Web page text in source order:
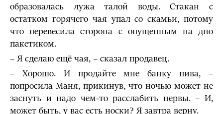
образовалась лужа талой воды. Стакан с
остатком горячего чая упал со скамьи, потому
что перевесила сторона с опущенным на дно
пакетиком.
– Я сделаю ещё чая, – сказал продавец.
– Хорошо. И продайте мне банку пива, ­–
попросила Маня, прикинув, что ночью может не
заснуть и надо чем-то расслабить нервы. – И,
может быть, у вас есть носки? Я завтра верну.